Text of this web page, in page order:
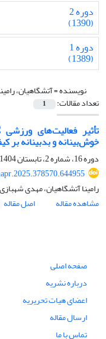
دوره 2
(1390)
دوره 1
(1389)
نویسنده =آتشگاهیان،
تعداد مقالات: 1
تأثیر فعالیت‌های
خوش‌بینانه و بدبینانه بر
دوره 16، شماره 2، تابستان 1404، صفحه
رامینا آتشگاهیان، مهدی
مشاهده مقاله
اصل مقاله
صفحه اصلی
درباره نشریه
اعضای هیات تحریریه
ارسال مقاله
تماس با ما